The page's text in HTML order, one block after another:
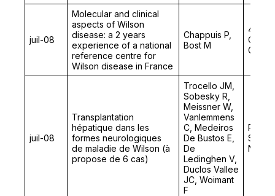
juil-08
Molecular and clinical
aspects of Wilson
disease: a 2 years
experience of a national
reference centre for
Wilson disease in France
Chappuis P,
Bost M
4th
juil-08
Transplantation
hépatique dans les
formes neurologiques
de maladie de Wilson (à
propose de 6 cas)
Trocello JM,
Sobesky R,
Meissner W,
Vanlemmens
C, Medeiros
De Bustos E,
De
Ledinghen V,
Duclos Vallee
JC, Woimant
F